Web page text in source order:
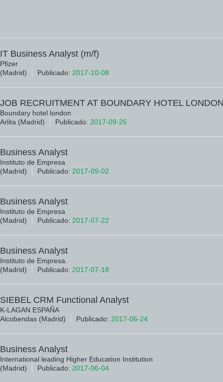
IT Business Analyst (m/f)
Pfizer
(Madrid)
Publicado: 2017-10-08
JOB RECRUITMENT AT BOUNDARY HOTEL
Boundary hotel london
Arlita (Madrid)
Publicado: 2017-09-26
Business Analyst
Instituto de Empresa
(Madrid)
Publicado: 2017-09-02
Business Analyst
Instituto de Empresa
(Madrid)
Publicado: 2017-07-22
Business Analyst
Instituto de Empresa.
(Madrid)
Publicado: 2017-07-18
SIEBEL CRM Functional Analyst
K-LAGAN ESPAÑA
Alcobendas (Madrid)
Publicado: 2017-06-24
Business Analyst
International leading Higher Education Institution
(Madrid)
Publicado: 2017-06-04